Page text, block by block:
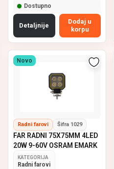
Dostupno
Detaljnije
Dodaj u
korpu
Novo
Radni farovi Šifra 1029
FAR RADNI 75X75MM 4LED
20W 9-60V OSRAM EMARK
KATEGORIJA
Radni farovi